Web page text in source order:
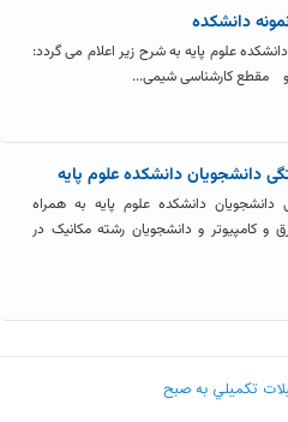
دانشکده
علوم پایه به شرح زیر اعلام می گردد:
مقطع کارشناسی شیمی...
دانشجویان دانشکده علوم پایه
دانشکده علوم پایه به همراه
و کامپیوتر و دانشجویان رشته مکانیک در
تکميلي به صبح